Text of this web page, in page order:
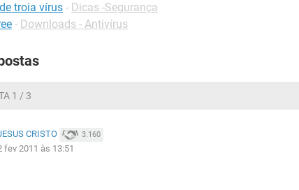
troia vírus - Dicas -Segurança
- Downloads - Antivírus
1 / 3
CRISTO 3.160
fev 2011 às 13:51